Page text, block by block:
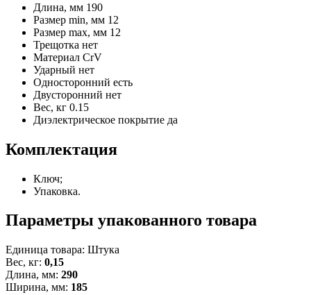
Длина, мм 190
Размер min, мм 12
Размер max, мм 12
Трещотка нет
Материал CrV
Ударный нет
Односторонний есть
Двусторонний нет
Вес, кг 0.15
Диэлектрическое покрытие да
Комплектация
Ключ;
Упаковка.
Параметры упакованного товара
Единица товара: Штука
Вес, кг: 0,15
Длина, мм: 290
Ширина, мм: 185